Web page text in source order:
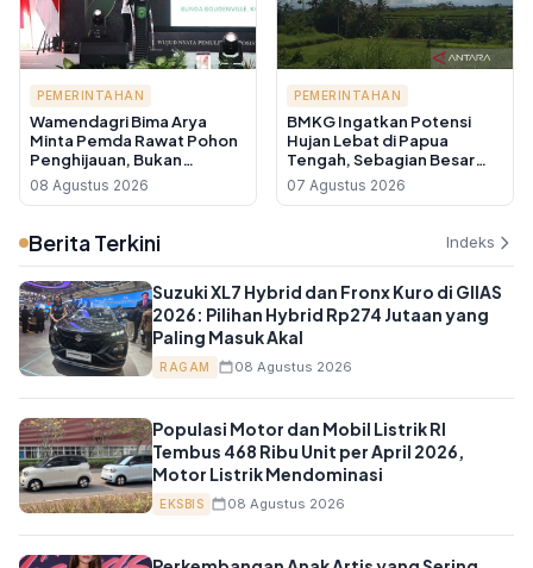
PEMERINTAHAN
Wamendagri Bima Arya
Minta Pemda Rawat Pohon
Penghijauan, Bukan
Sekadar Tanam Lalu
Ditinggal
08 Agustus 2026
PEMERINTAHAN
BMKG Ingatkan Potensi
Hujan Lebat di Papua
Tengah, Sebagian Besar
Wilayah Indonesia Berawan
07 Agustus 2026
Berita Terkini Indeks
Suzuki XL7 Hybrid dan Fronx Kuro di GIIAS
2026: Pilihan Hybrid Rp274 Jutaan yang
Paling Masuk Akal
RAGAM 08 Agustus 2026
Populasi Motor dan Mobil Listrik RI
Tembus 468 Ribu Unit per April 2026,
Motor Listrik Mendominasi
EKSBIS 08 Agustus 2026